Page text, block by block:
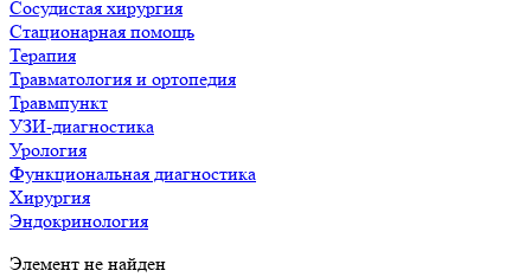
Сосудистая хирургия
Стационарная помощь
Терапия
Травматология и ортопедия
Травмпункт
УЗИ-диагностика
Урология
Функциональная диагностика
Хирургия
Эндокринология
Элемент не найден